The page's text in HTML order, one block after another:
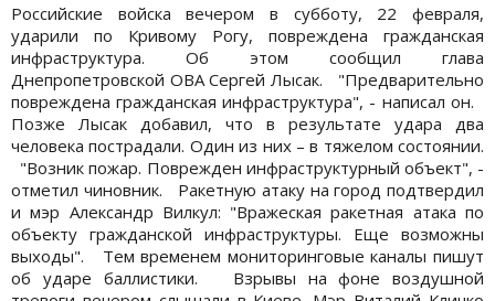
Российские войска вечером в субботу, 22 февраля,
ударили по Кривому Рогу, повреждена гражданская
инфраструктура. Об этом сообщил глава
Днепропетровской ОВА Сергей Лысак. "Предварительно
повреждена гражданская инфраструктура", - написал он.
Позже Лысак добавил, что в результате удара два
человека пострадали. Один из них – в тяжелом состоянии.
"Возник пожар. Поврежден инфраструктурный объект", -
отметил чиновник. Ракетную атаку на город подтвердил
и мэр Александр Вилкул: "Вражеская ракетная атака по
объекту гражданской инфраструктуры. Еще возможны
выходы". Тем временем мониторинговые каналы пишут
об ударе баллистики. Взрывы на фоне воздушной